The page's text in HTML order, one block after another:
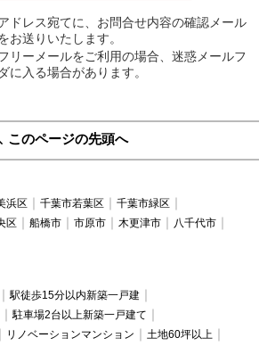
ドレス宛てに、お問合せ内容の確認メール
お送りいたします。
リーメールをご利用の場合、迷惑メールフ
に入る場合があります。
このページの先頭へ
浜区 千葉市若葉区
千葉市緑区
区 船橋市 市原市 木更津市
八千代市
駅徒歩15分以内新築一戸建
駐車場2台以上新築一戸建て
リノベーションマンション
土地60坪以上